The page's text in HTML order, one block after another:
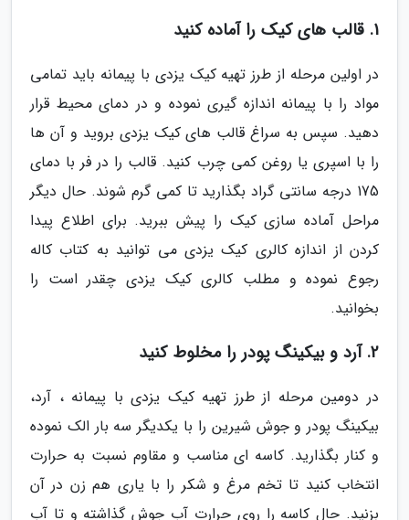
1. قالب های کیک را آماده کنید
در اولین مرحله از طرز تهیه کیک یزدی با پیمانه باید تمامی
مواد را با پیمانه اندازه گیری نموده و در دمای محیط قرار
دهید. سپس به سراغ قالب های کیک یزدی بروید و آن ها
را با اسپری یا روغن کمی چرب کنید. قالب را در فر با دمای
175 درجه سانتی گراد بگذارید تا کمی گرم شوند. حال دیگر
مراحل آماده سازی کیک را پیش ببرید. برای اطلاع پیدا
کردن از اندازه کالری کیک یزدی می توانید به کتاب کاله
رجوع نموده و مطلب کالری کیک یزدی چقدر است را
بخوانید.
2. آرد و بیکینگ پودر را مخلوط کنید
در دومین مرحله از طرز تهیه کیک یزدی با پیمانه ، آرد،
بیکینگ پودر و جوش شیرین را با یکدیگر سه بار الک نموده
و کنار بگذارید. کاسه ای مناسب و مقاوم نسبت به حرارت
انتخاب کنید تا تخم مرغ و شکر را با یاری هم زن در آن
بزنید. حال کاسه را روی حرارت آب جوش گذاشته و تا آب